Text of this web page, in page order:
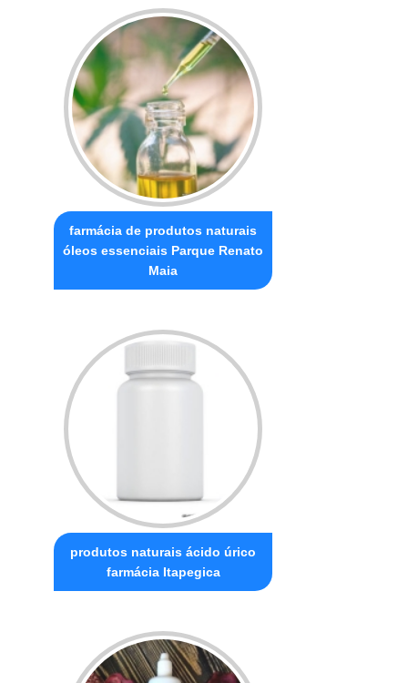
farmácia de produtos naturais
óleos essenciais Parque Renato
Maia
produtos naturais ácido úrico
farmácia Itapegica